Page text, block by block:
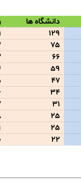
دانشگاه ها
129
75
66
59
47
34
31
25
25
22